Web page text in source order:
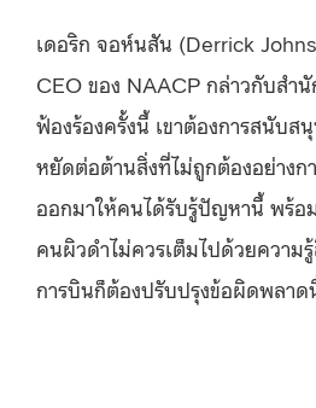
เดอริก จอห์นสัน (Derrick
CEO ของ NAACP กล่าวกับสำนั
ฟ้องร้องครั้งนี้ เขาต้องการสนับ
หยัดต่อต้านสิ่งที่ไม่ถูกต้องอย่าง
ออกมาให้คนได้รับรู้ปัญหานี้ พร้อ
คนผิวดำไม่ควรเต็มไปด้วยความ
การบินก็ต้องปรับปรุงข้อผิดพลาด